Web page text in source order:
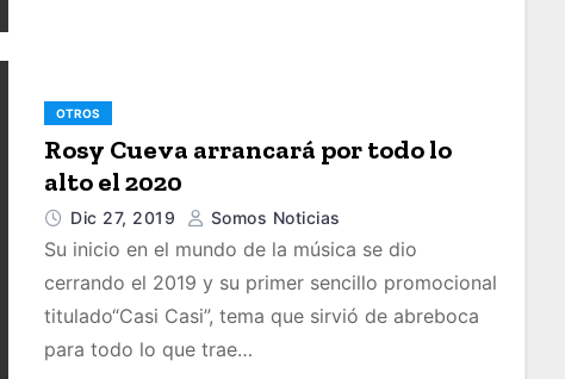
OTROS
Rosy Cueva arrancará por todo lo
alto el 2020
Dic 27, 2019 Somos Noticias
Su inicio en el mundo de la música se dio
cerrando el 2019 y su primer sencillo promocional
titulado“Casi Casi”, tema que sirvió de abreboca
para todo lo que trae…